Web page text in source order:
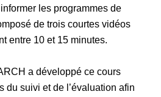
les programmes de
de trois courtes vidéos
entre 10 et 15 minutes.
a développé ce cours
du suivi et de l’évaluation afin